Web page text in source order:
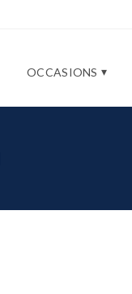
OCCASIONS